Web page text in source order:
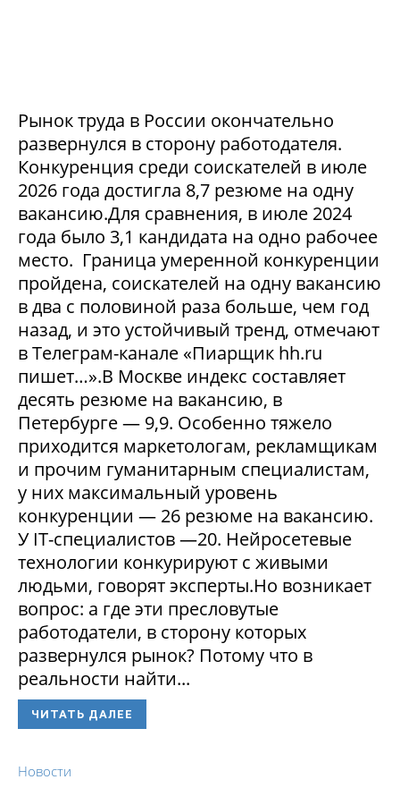
Рынок труда в России окончательно
развернулся в сторону работодателя.
Конкуренция среди соискателей в июле
2026 года достигла 8,7 резюме на одну
вакансию.Для сравнения, в июле 2024
года было 3,1 кандидата на одно рабочее
место. Граница умеренной конкуренции
пройдена, соискателей на одну вакансию
в два с половиной раза больше, чем год
назад, и это устойчивый тренд, отмечают
в Телеграм-канале «Пиарщик hh.ru
пишет…».В Москве индекс составляет
десять резюме на вакансию, в
Петербурге — 9,9. Особенно тяжело
приходится маркетологам, рекламщикам
и прочим гуманитарным специалистам,
у них максимальный уровень
конкуренции — 26 резюме на вакансию.
У IT-специалистов —20. Нейросетевые
технологии конкурируют с живыми
людьми, говорят эксперты.Но возникает
вопрос: а где эти пресловутые
работодатели, в сторону которых
развернулся рынок? Потому что в
реальности найти...
ЧИТАТЬ ДАЛЕЕ
Новости